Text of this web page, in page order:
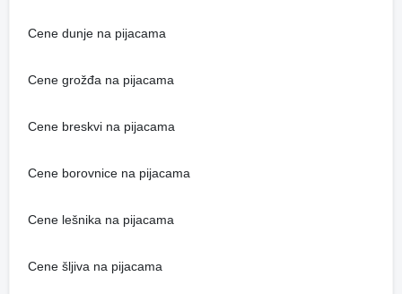
Cene dunje na pijacama
Cene grožđa na pijacama
Cene breskvi na pijacama
Cene borovnice na pijacama
Cene lešnika na pijacama
Cene šljiva na pijacama